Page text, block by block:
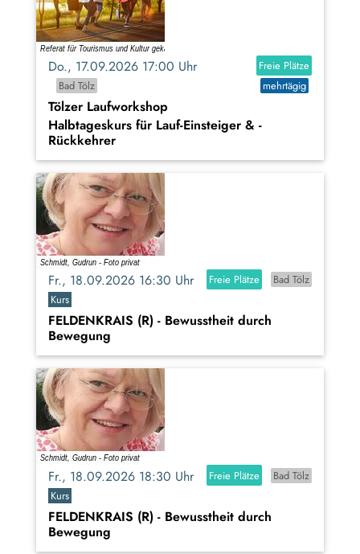
Do., 17.09.2026 17:00 Uhr
Freie Plätze
Bad Tölz
mehrtägig
Tölzer Laufworkshop
Halbtageskurs für Lauf-Einsteiger & -
Rückkehrer
Fr., 18.09.2026 16:30 Uhr Freie Plätze
Bad Tölz
Kurs
FELDENKRAIS (R) - Bewusstheit durch
Bewegung
Fr., 18.09.2026 18:30 Uhr Freie Plätze
Bad Tölz
Kurs
FELDENKRAIS (R) - Bewusstheit durch
Bewegung